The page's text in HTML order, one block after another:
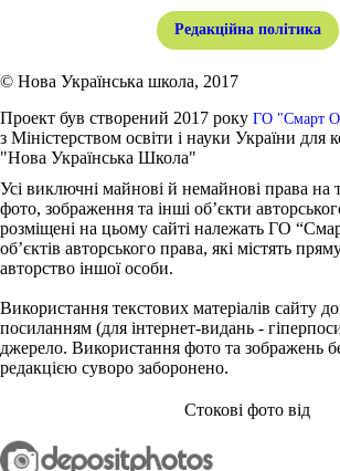
Редакційна політика
© Нова Українська школа, 2017
Проект був створений 2017 року ГО "Смарт
з Міністерством освіти і науки України для
"Нова Українська Школа"
Усі виключні майнові й немайнові права на
фото, зображення та інші об’єкти
розміщені на цьому сайті належать ГО
об’єктів авторського права, які містять
авторство іншої особи.
Використання текстових матеріалів сайту
посиланням (для інтернет-видань -
джерело. Використання фото та зображень
редакцією суворо заборонено.
Стокові фото від